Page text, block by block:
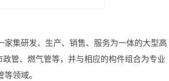
家集研发、生产、销售、服务为一体的大型高
管、燃气管等，并与相应的构件组合为专业
领域。